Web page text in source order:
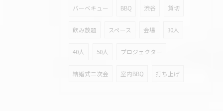
バーベキュー BBQ 渋谷 貸切
飲み放題 スペース 会場 30人
40人 50人 プロジェクター
結婚式二次会 室内BBQ 打ち上げ